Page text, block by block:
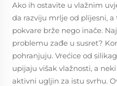
Ako ih ostavite u vlažnim
da razviju mrlje od plijesni,
pokvare brže nego inače.
problemu zađe u susret?
pohranjuju. Vrećice od
upijaju višak vlažnosti, a
aktivni ugljin za istu svrhu.